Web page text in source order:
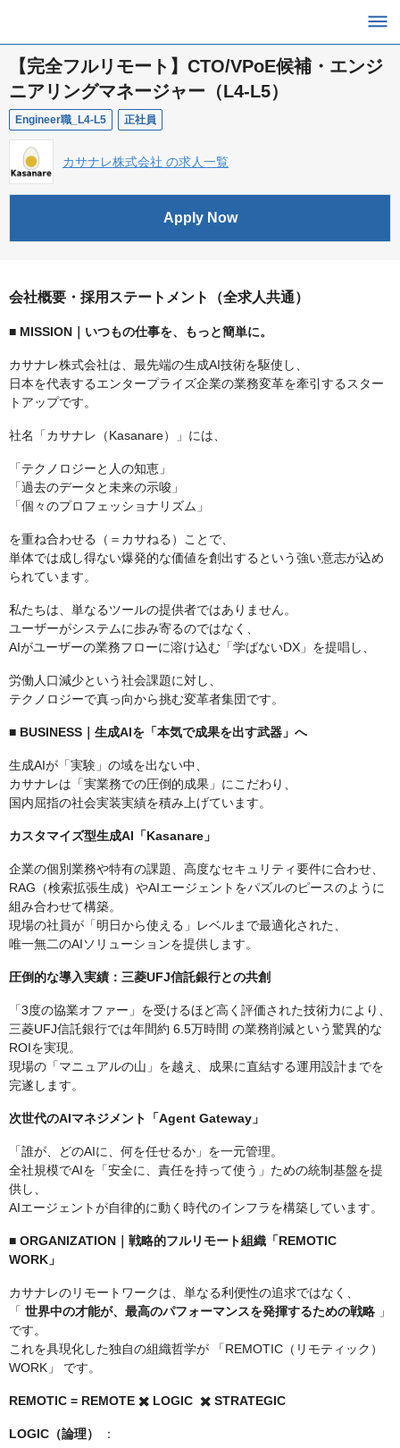
【完全フルリモート】CTO/VPoE候補・エンジ
ニアリングマネージャー（L4-L5）
Engineer職_L4-L5 正社員
カサナレ株式会社 の求人一覧
Apply Now
会社概要・採用ステートメント（全求人共通）
■ MISSION｜いつもの仕事を、もっと簡単に。
カサナレ株式会社は、最先端の生成AI技術を駆使し、
日本を代表するエンタープライズ企業の業務変革を牽引するスター
トアップです。
社名「カサナレ（Kasanare）」には、
「テクノロジーと人の知恵」
「過去のデータと未来の示唆」
「個々のプロフェッショナリズム」
を重ね合わせる（＝カサねる）ことで、
単体では成し得ない爆発的な価値を創出するという強い意志が込め
られています。
私たちは、単なるツールの提供者ではありません。
ユーザーがシステムに歩み寄るのではなく、
AIがユーザーの業務フローに溶け込む「学ばないDX」を提唱し、
労働人口減少という社会課題に対し、
テクノロジーで真っ向から挑む変革者集団です。
■ BUSINESS｜生成AIを「本気で成果を出す武器」へ
生成AIが「実験」の域を出ない中、
カサナレは「実業務での圧倒的成果」にこだわり、
国内屈指の社会実装実績を積み上げています。
カスタマイズ型生成AI「Kasanare」
企業の個別業務や特有の課題、高度なセキュリティ要件に合わせ、
RAG（検索拡張生成）やAIエージェントをパズルのピースのように
組み合わせて構築。
現場の社員が「明日から使える」レベルまで最適化された、
唯一無二のAIソリューションを提供します。
圧倒的な導入実績：三菱UFJ信託銀行との共創
「3度の協業オファー」を受けるほど高く評価された技術力により、
三菱UFJ信託銀行では年間約 6.5万時間 の業務削減という驚異的な
ROIを実現。
現場の「マニュアルの山」を越え、成果に直結する運用設計までを
完遂します。
次世代のAIマネジメント「Agent Gateway」
「誰が、どのAIに、何を任せるか」を一元管理。
全社規模でAIを「安全に、責任を持って使う」ための統制基盤を提
供し、
AIエージェントが自律的に動く時代のインフラを構築しています。
■ ORGANIZATION｜戦略的フルリモート組織「REMOTIC
WORK」
カサナレのリモートワークは、単なる利便性の追求ではなく、
「 世界中の才能が、最高のパフォーマンスを発揮するための戦略 」
です。
これを具現化した独自の組織哲学が 「REMOTIC（リモティック）
WORK」 です。
REMOTIC = REMOTE ✖️ LOGIC ✖️ STRATEGIC
LOGIC（論理） ：